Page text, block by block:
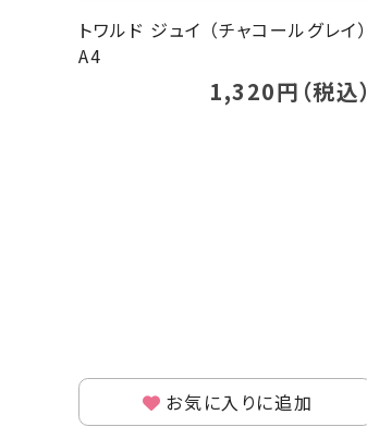
トワルド ジュイ （チャコールグレイ）
A4
1,320円（税込）
お気に入りに追加